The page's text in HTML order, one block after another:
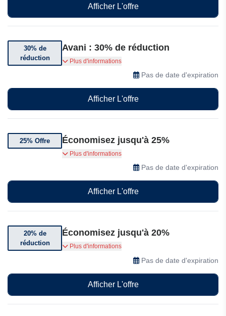
Afficher L'offre
30% de
réduction
Avani : 30% de réduction
Bénéficiez jusqu’à 30% de réduction sur votre
séjour à partir de 138 USD
Plus d'informations
Pas de date d'expiration
Afficher L'offre
25% Offre Économisez jusqu'à 25%
Obtenez jusqu'à 25% de réduction sur une
sélection de séjours chez Avani
Plus d'informations
Pas de date d'expiration
Afficher L'offre
20% de
réduction
Économisez jusqu'à 20%
Réservez tôt et économisez jusqu'à 20% sur la
Thaïlande Avani Pattaya
Plus d'informations
Pas de date d'expiration
Afficher L'offre